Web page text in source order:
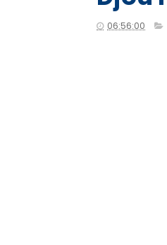
06:56:00